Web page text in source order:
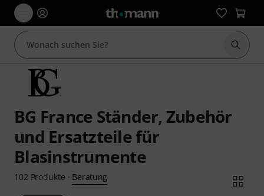
Suche
BG France Ständer, Zubehör
und Ersatzteile für
Blasinstrumente
102 Produkte · Beratung